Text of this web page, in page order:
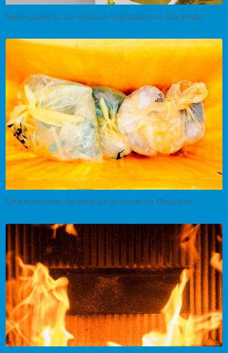
Gerenciamento de resíduos hospitalares no Maranhão
Gerenciamento de residuos de saude no Maranhão